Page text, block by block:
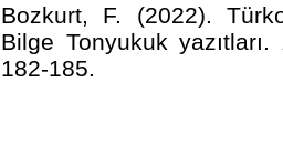
Bozkurt, F. (2022).
Bilge Tonyukuk yazıtları.
182-185.